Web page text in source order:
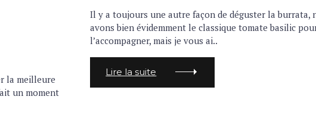
R
I
E
S
Il y a toujours une autre façon de déguster la burrata,
avons bien évidemment le classique tomate basilic
l’accompagner, mais je vous ai..
Lire la suite
la meilleure
un moment